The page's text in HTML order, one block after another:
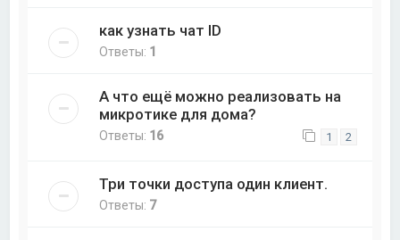
как узнать чат ID
Ответы: 1
А что ещё можно реализовать на
микротике для дома?
Ответы: 16 1 2
Три точки доступа один клиент.
Ответы: 7